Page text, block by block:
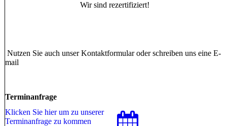
Wir sind rezertifiziert!
Nutzen Sie auch unser Kontaktformular oder schreiben uns eine E-
mail
Terminanfrage
Klicken Sie hier um zu unserer
Terminanfrage zu kommen